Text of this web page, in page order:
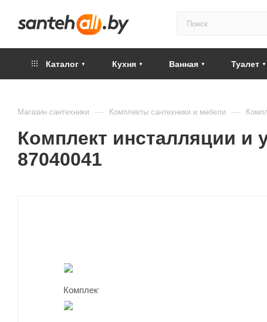
Каталог Кухня Ванная Туалет
Магазин сантехники — Комплекты сантехники и мебели —
Комплект инсталляции и
87040041